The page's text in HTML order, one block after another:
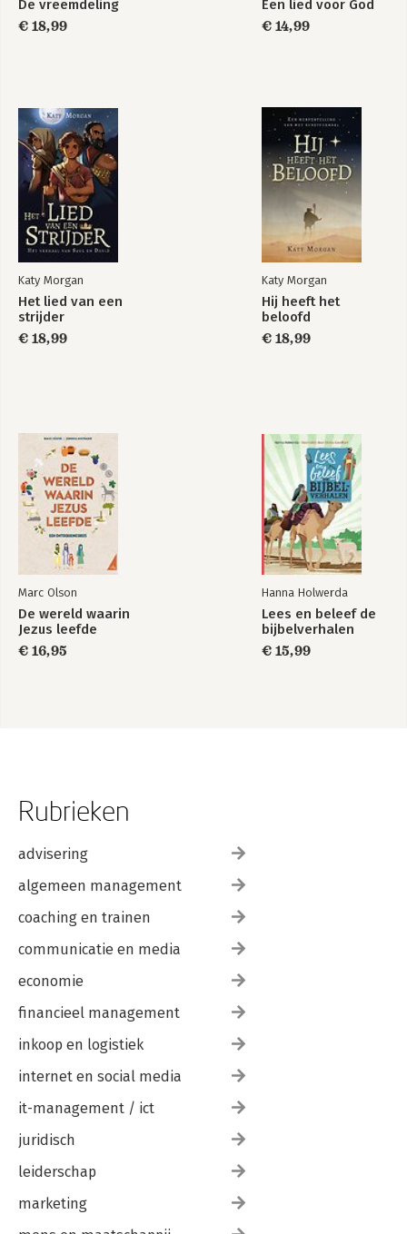
De vreemdeling
€ 18,99
Een lied voor God
€ 14,99
Katy Morgan
Het lied van een
strijder
€ 18,99
Katy Morgan
Hij heeft het
beloofd
€ 18,99
Marc Olson
De wereld waarin
Jezus leefde
€ 16,95
Hanna Holwerda
Lees en beleef de
bijbelverhalen
€ 15,99
Rubrieken
advisering
algemeen management
coaching en trainen
communicatie en media
economie
financieel management
inkoop en logistiek
internet en social media
it-management / ict
juridisch
leiderschap
marketing